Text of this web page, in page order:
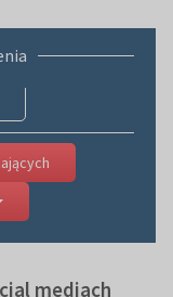
mediach